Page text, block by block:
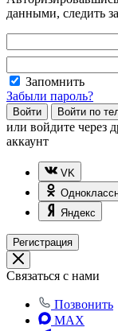
данными, следить
Запомнить
Забыли пароль?
Войти Войти по
или войдите через
аккаунт
VK
Яндекс
Регистрация
Связаться с нами
Позвонить
MAX